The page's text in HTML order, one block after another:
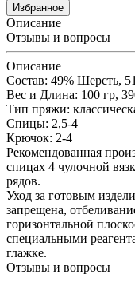
Избранное
Описание
Отзывы и вопросы
Описание
Состав: 49% Шерсть,
Вес и Длина: 100 гр,
Тип пряжи:
Спицы: 2,5-4
Крючок: 2-4
Рекомендованная
спицах 4 чулочной
рядов.
Уход за готовым
запрещена,
горизонтальной
специальными
глажке.
Отзывы и вопросы